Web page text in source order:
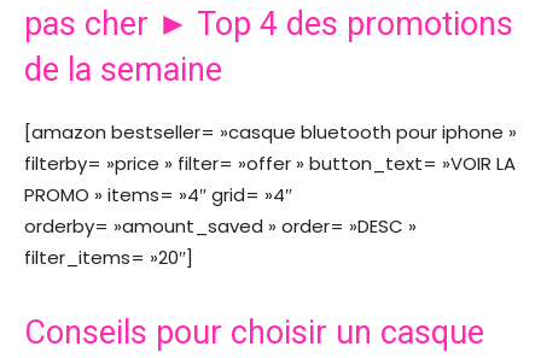
pas cher ► Top 4 des promotions
de la semaine
[amazon bestseller= »casque bluetooth pour iphone »
filterby= »price » filter= »offer » button_text= »VOIR LA
PROMO » items= »4″ grid= »4″
orderby= »amount_saved » order= »DESC »
filter_items= »20″]
Conseils pour choisir un casque